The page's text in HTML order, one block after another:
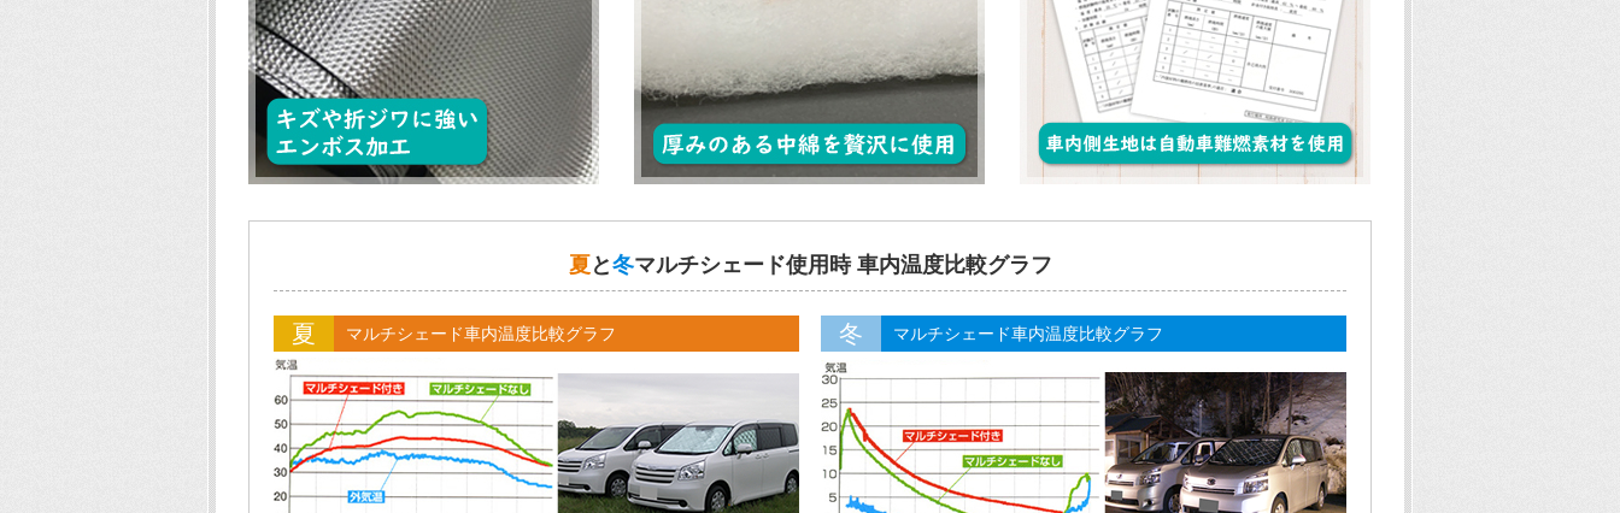
夏 と冬マルチシェード使用時 車内温度比較グラフ
夏 マルチシェード車内温度比較グラフ 冬 マルチシェード車内温度比較グラフ